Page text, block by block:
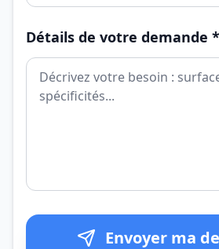
Détails de votre demande *
Envoyer ma